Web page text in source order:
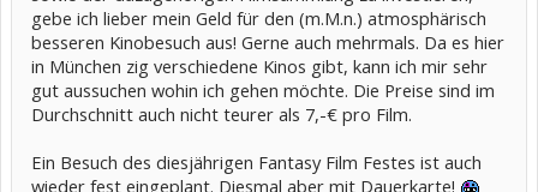
gebe ich lieber mein Geld für den (m.M.n.) atmosphärisch
besseren Kinobesuch aus! Gerne auch mehrmals. Da es hier
in München zig verschiedene Kinos gibt, kann ich mir sehr
gut aussuchen wohin ich gehen möchte. Die Preise sind im
Durchschnitt auch nicht teurer als 7,-€ pro Film.
Ein Besuch des diesjährigen Fantasy Film Festes ist auch
wieder fest eingeplant. Diesmal aber mit Dauerkarte!